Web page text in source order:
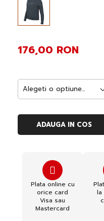
176,00 RON
ADAUGA IN COS
Plata online cu
orice card
Visa sau
Mastercard
la